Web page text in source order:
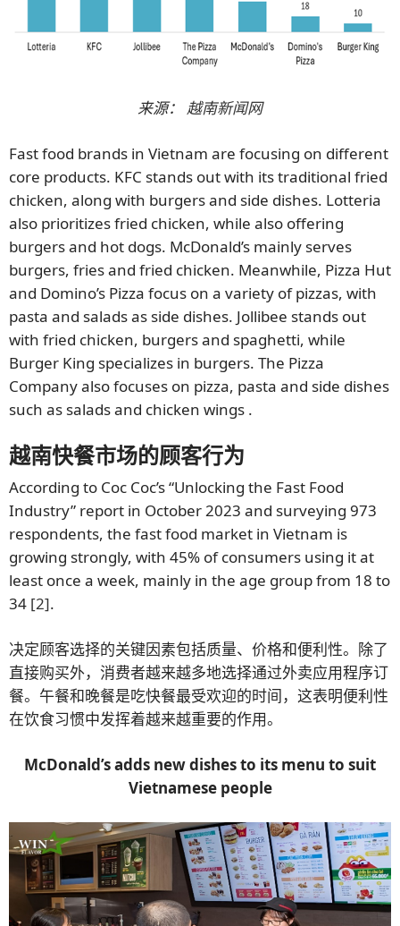
来源： 越南新闻网
Fast food brands in Vietnam are focusing on different
core products. KFC stands out with its traditional fried
chicken, along with burgers and side dishes. Lotteria
also prioritizes fried chicken, while also offering
burgers and hot dogs. McDonald’s mainly serves
burgers, fries and fried chicken. Meanwhile, Pizza Hut
and Domino’s Pizza focus on a variety of pizzas, with
pasta and salads as side dishes. Jollibee stands out
with fried chicken, burgers and spaghetti, while
Burger King specializes in burgers. The Pizza
Company also focuses on pizza, pasta and side dishes
such as salads and chicken wings .
越南快餐市场的顾客行为
According to Coc Coc’s “Unlocking the Fast Food
Industry” report in October 2023 and surveying 973
respondents, the fast food market in Vietnam is
growing strongly, with 45% of consumers using it at
least once a week, mainly in the age group from 18 to
34 [2].
决定顾客选择的关键因素包括质量、价格和便利性。除了
直接购买外，消费者越来越多地选择通过外卖应用程序订
餐。午餐和晚餐是吃快餐最受欢迎的时间，这表明便利性
在饮食习惯中发挥着越来越重要的作用。
McDonald’s adds new dishes to its menu to suit
Vietnamese people